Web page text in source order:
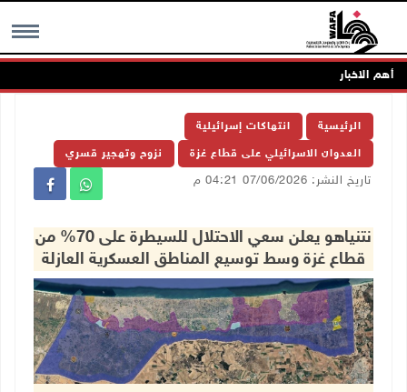
MENU أهم الاخبار
الرئيسية انتهاكات إسرائيلية
العدوان الاسرائيلي على قطاع غزة نزوح وتهجير قسري
تاريخ النشر: 07/06/2026 04:21 م
نتنياهو يعلن سعي الاحتلال للسيطرة على 70% من
قطاع غزة وسط توسيع المناطق العسكرية العازلة